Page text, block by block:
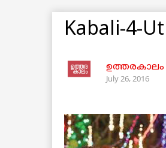
Kabali-4-
ഉത്തരകാലം
July 26, 2016